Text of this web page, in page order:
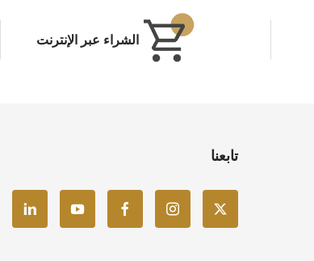
الشراء عبر الإنترنت
تابعنا